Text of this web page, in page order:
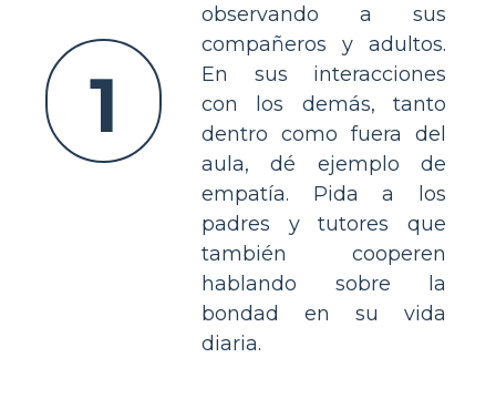
1
observando a sus
compañeros y adultos.
En sus interacciones
con los demás, tanto
dentro como fuera del
aula, dé ejemplo de
empatía. Pida a los
padres y tutores que
también cooperen
hablando sobre la
bondad en su vida
diaria.